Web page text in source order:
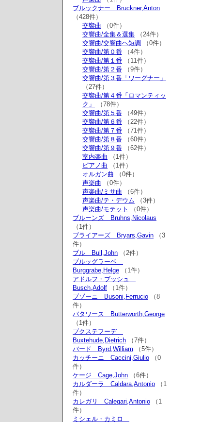
ブルックナー Bruckner,Anton
（428件）
交響曲 （0件）
交響曲/全集＆選集 （24件）
交響曲/交響曲ヘ短調 （0件）
交響曲/第０番 （4件）
交響曲/第１番 （11件）
交響曲/第２番 （9件）
交響曲/第３番「ワーグナー」
（27件）
交響曲/第４番「ロマンティッ
ク」
（78件）
交響曲/第５番 （49件）
交響曲/第６番 （22件）
交響曲/第７番 （71件）
交響曲/第８番 （60件）
交響曲/第９番 （62件）
室内楽曲 （1件）
ピアノ曲 （1件）
オルガン曲 （0件）
声楽曲 （0件）
声楽曲/ミサ曲 （6件）
声楽曲/テ・デウム （3件）
声楽曲/モテット
（0件）
ブルーンズ Bruhns,Nicolaus
（1件）
ブライアーズ Bryars,Gavin （3
件）
ブル Bull,John （2件）
ブルッグラーベ
Burggrabe,Helge （1件）
アドルフ・ブッシュ
Busch,Adolf （1件）
ブゾーニ Busoni,Ferrucio （8
件）
バタワース Butterworth,George
（1件）
ブクステフーデ
Buxtehude,Dietrich （7件）
バード Byrd,William （5件）
カッチーニ Caccini,Giulio （0
件）
ケージ Cage,John （6件）
カルダーラ Caldara,Antonio （1
件）
カレガリ Calegari,Antonio （1
件）
ミシェル・カミロ